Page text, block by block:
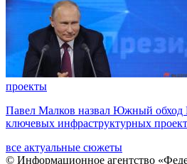
проекты
Павел Малков назвал Южный обход
ключевых инфраструктурных
все актуальные сюжеты
© Информационное агентство